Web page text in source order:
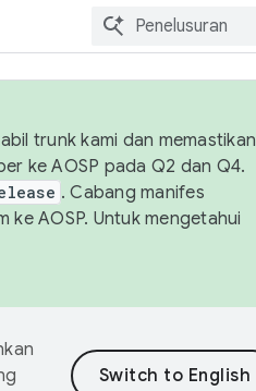
trunk kami dan memastikan
ke AOSP pada Q2 dan Q4.
. Cabang manifes
ke AOSP. Untuk mengetahui